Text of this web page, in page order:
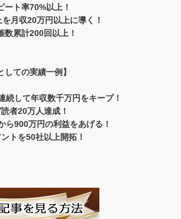
ート率70%以上！
月収20万円以上に導く！
数累計200回以上！
しての実績一例】
続して年収数千万円をキープ！
者20万人達成！
ら900万円の利益をあげる！
トを50社以上開拓！